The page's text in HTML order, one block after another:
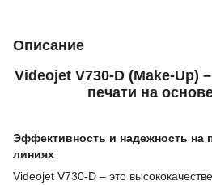
Описание
Videojet V730-D (Make-Up)
печати на
Эффективность и надежность на
линиях
Videojet V730-D – это